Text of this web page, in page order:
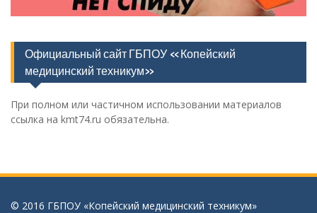
Официальный сайт ГБПОУ «Копейский
медицинский техникум»
При полном или частичном использовании материалов
ссылка на kmt74.ru обязательна.
© 2016 ГБПОУ «Копейский медицинский техникум»